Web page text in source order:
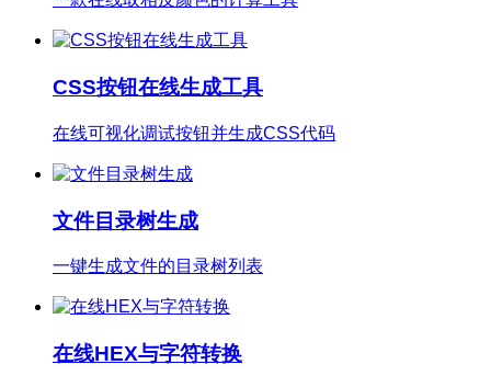
CSS按钮在线生成工具
在线可视化调试按钮并生成CSS代码
文件目录树生成
一键生成文件的目录树列表
在线HEX与字符转换
在线16进制与文本互相转换工具